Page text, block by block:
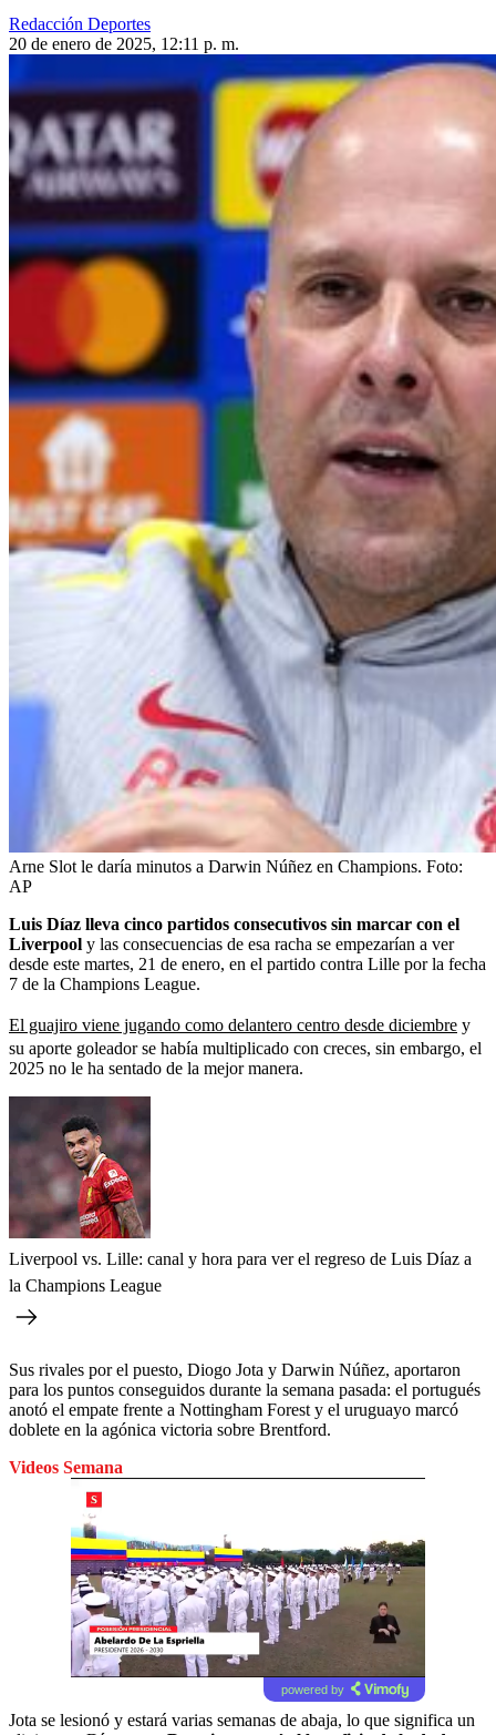
Redacción Deportes
20 de enero de 2025, 12:11 p. m.
Arne Slot le daría minutos a Darwin Núñez en Champions. Foto:
AP
Luis Díaz lleva cinco partidos consecutivos sin marcar con el
Liverpool y las consecuencias de esa racha se empezarían a ver
desde este martes, 21 de enero, en el partido contra Lille por la fecha
7 de la Champions League.
El guajiro viene jugando como delantero centro desde diciembre y
su aporte goleador se había multiplicado con creces, sin embargo, el
2025 no le ha sentado de la mejor manera.
Liverpool vs. Lille: canal y hora para ver el regreso de Luis Díaz a
la Champions League
Sus rivales por el puesto, Diogo Jota y Darwin Núñez, aportaron
para los puntos conseguidos durante la semana pasada: el portugués
anotó el empate frente a Nottingham Forest y el uruguayo marcó
doblete en la agónica victoria sobre Brentford.
Videos Semana
powered by
Jota se lesionó y estará varias semanas de abaja, lo que significa un